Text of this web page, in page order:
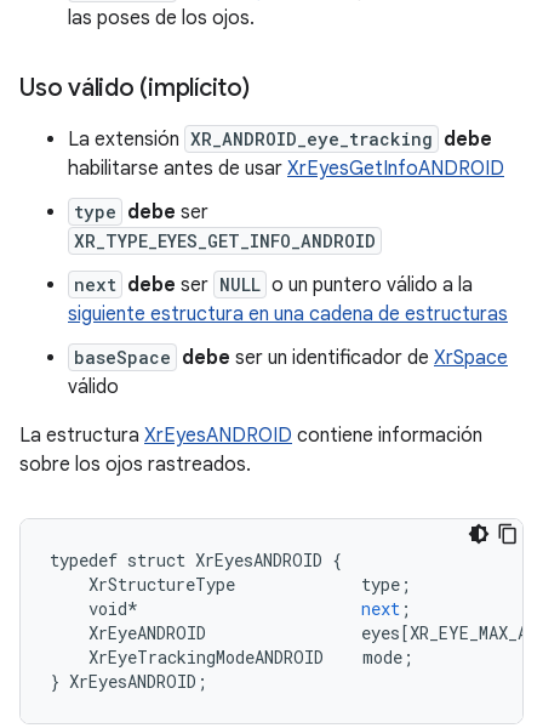
las poses de los ojos.
Uso válido (implícito)
La extensión XR_ANDROID_eye_tracking debe
habilitarse antes de usar XrEyesGetInfoANDROID
type debe ser
XR_TYPE_EYES_GET_INFO_ANDROID
next debe ser NULL o un puntero válido a la
siguiente estructura en una cadena de estructuras
baseSpace debe ser un identificador de XrSpace
válido
La estructura XrEyesANDROID contiene información
sobre los ojos rastreados.
typedef struct XrEyesANDROID {
XrStructureType
type ;
void* next ;
XrEyeANDROID
eyes[
XrEyeTrackingModeANDROID
mode ;
} XrEyesANDROID ;